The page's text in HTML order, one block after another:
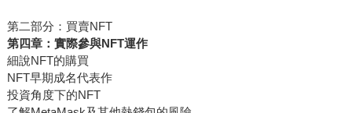
第二部分：買賣NFT
第四章：實際參與NFT運作
細說NFT的購買
NFT早期成名代表作
投資角度下的NFT